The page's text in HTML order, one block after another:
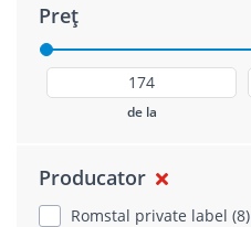
Preț
de la
Producator
Romstal private label (8)